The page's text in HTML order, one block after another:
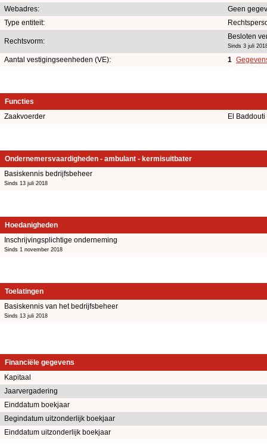
Webadres:
Geen
Type entiteit:
Rechtsvorm:
Besloten
Sinds 3 juli
Aantal vestigingseenheden (VE): 1
Functies
Zaakvoerder
El
Ondernemersvaardigheden - ambulant - kermisuitbater
Basiskennis bedrijfsbeheer
Sinds 13 juli 2018
Hoedanigheden
Inschrijvingsplichtige onderneming
Sinds 1 november 2018
Toelatingen
Basiskennis van het bedrijfsbeheer
Sinds 13 juli 2018
Financiële gegevens
Kapitaal
Jaarvergadering
Einddatum boekjaar
Begindatum uitzonderlijk boekjaar
Einddatum uitzonderlijk boekjaar